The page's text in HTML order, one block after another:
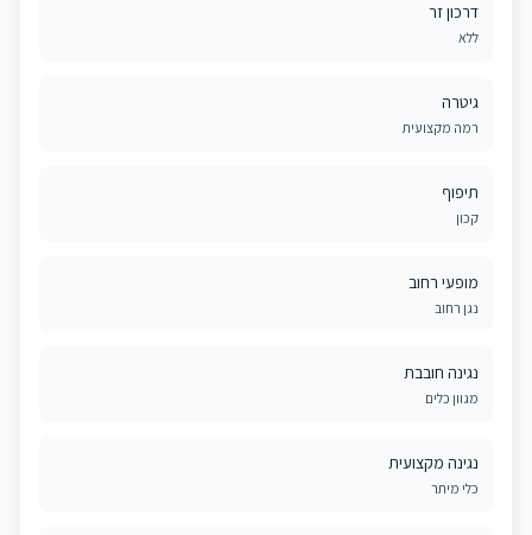
דרכון זר
ללא
גיטרה
רמה מקצועית
תיפוף
קכון
מופעי רחוב
נגן רחוב
נגינה חובבת
מגוון כלים
נגינה מקצועית
כלי מיתר